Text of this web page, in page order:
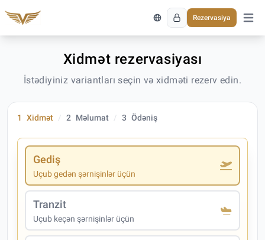
Rezervasiya
Əsas
Xidmət rezervasiyası
İstədiyiniz variantları seçin və xidməti rezerv edin.
1 Xidmət 2 Məlumat 3 Ödəniş
Gediş
Uçub gedən şərnişinlər üçün
Tranzit
Uçub keçən şərnişinlər üçün